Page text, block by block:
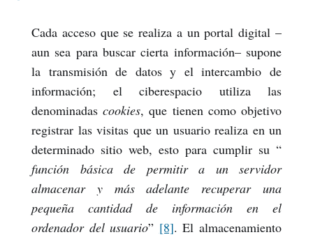
Cada acceso que se realiza a un portal digital –
aun sea para buscar cierta información– supone
la transmisión de datos y el intercambio de
información; el ciberespacio utiliza las
denominadascookies, que tienen como objetivo
registrar las visitas que un usuario realiza en un
determinado sitio web, esto para cumplir su “
función básica de permitir a un servidor
almacenar y más adelante recuperar una
pequeña cantidad de información en el
ordenador del usuario” [8]. El almacenamiento